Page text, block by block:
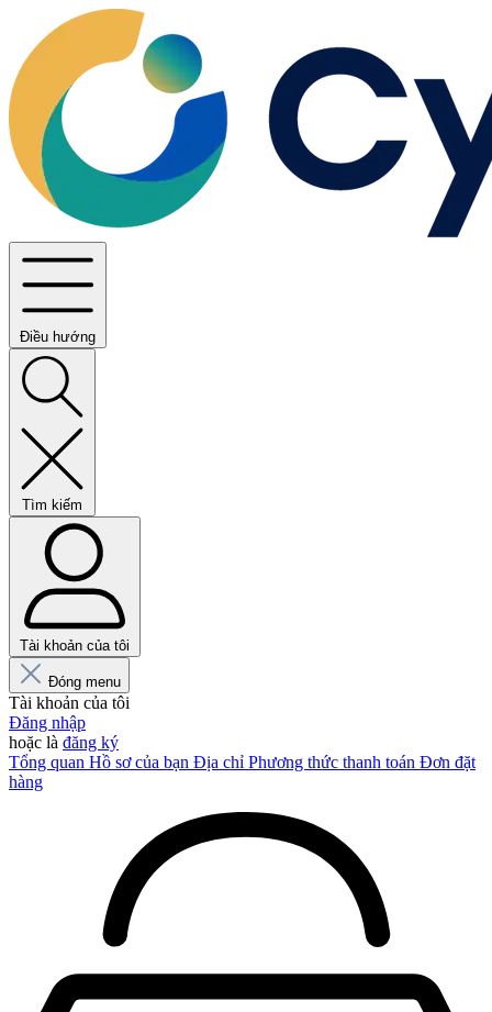
Điều hướng
Tìm kiếm
Tài khoản của tôi
Đóng menu
Tài khoản của tôi
Đăng nhập
hoặc là đăng ký
Tổng quan Hồ sơ của bạn Địa chỉ Phương thức thanh toán Đơn đặt
hàng